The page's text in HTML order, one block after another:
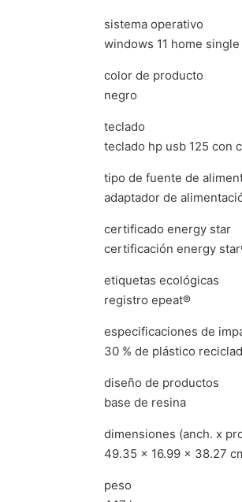
sistema operativo
windows 11 home
color de producto
negro
teclado
teclado hp usb 125 con
tipo de fuente de
adaptador de
certificado energy star
certificación energy
etiquetas ecológicas
registro epeat®
especificaciones de
30 % de plástico
diseño de productos
base de resina
dimensiones (anch. x
49.35 x 16.99 x 38.27
peso